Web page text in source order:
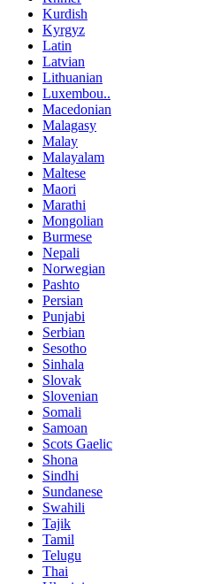
Kurdish
Kyrgyz
Latin
Latvian
Lithuanian
Luxembou..
Macedonian
Malagasy
Malay
Malayalam
Maltese
Maori
Marathi
Mongolian
Burmese
Nepali
Norwegian
Pashto
Persian
Punjabi
Serbian
Sesotho
Sinhala
Slovak
Slovenian
Somali
Samoan
Scots Gaelic
Shona
Sindhi
Sundanese
Swahili
Tajik
Tamil
Telugu
Thai